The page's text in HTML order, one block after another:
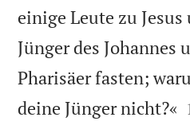
einige Leute zu
Jünger des Johannes
Pharisäer fasten;
deine Jünger nicht?«